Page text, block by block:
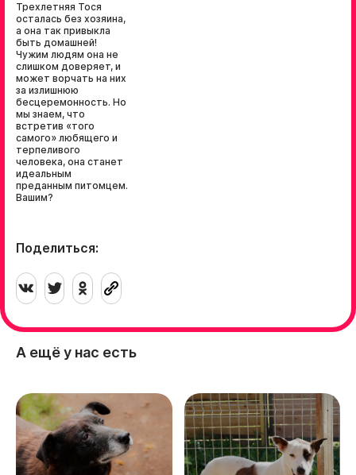
Трехлетняя Тося
осталась без хозяина,
а она так привыкла
быть домашней!
Чужим людям она не
слишком доверяет, и
может ворчать на них
за излишнюю
бесцеремонность. Но
мы знаем, что
встретив «того
самого» любящего и
терпеливого
человека, она станет
идеальным
преданным питомцем.
Вашим?
Поделиться:
А ещё у нас есть